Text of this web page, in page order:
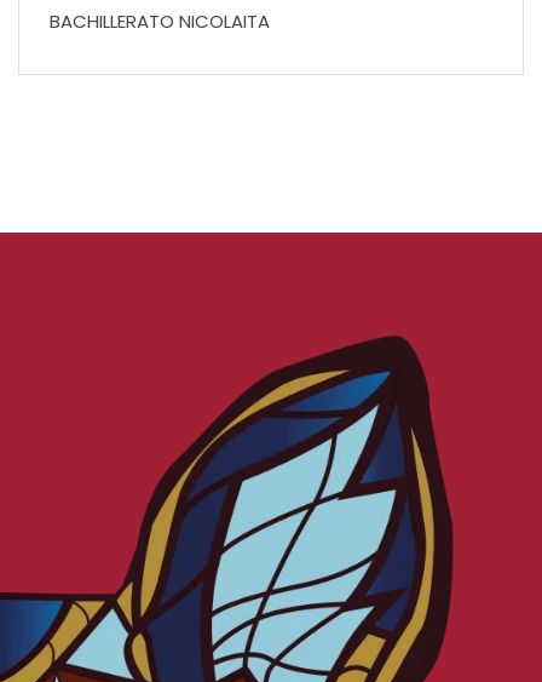
BACHILLERATO NICOLAITA